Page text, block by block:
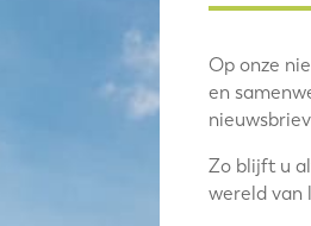
Op onze
en
Zo blijft u
wereld van